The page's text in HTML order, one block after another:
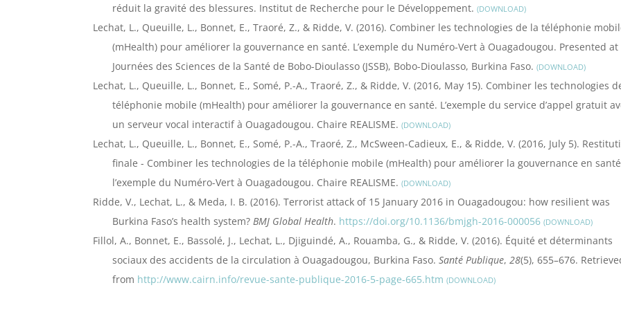
réduit la gravité des blessures. Institut de Recherche pour le Développement. DOWNLOAD
Lechat, L., Queuille, L., Bonnet, E., Traoré, Z., & Ridde, V. (2016). Combiner les technologies de la téléphonie
(mHealth) pour améliorer la gouvernance en santé. Lʼexemple du Numéro-Vert à Ouagadougou. Presented at
Journées des Sciences de la Santé de Bobo-Dioulasso (JSSB), Bobo-Dioulasso, Burkina Faso. DOWNLOAD
Lechat, L., Queuille, L., Bonnet, E., Somé, P.-A., Traoré, Z., & Ridde, V. (2016, May 15). Combiner les technologies
téléphonie mobile (mHealth) pour améliorer la gouvernance en santé. L’exemple du service d’appel gratuit
un serveur vocal interactif à Ouagadougou. Chaire REALISME. DOWNLOAD
Lechat, L., Queuille, L., Bonnet, E., Somé, P.-A., Traoré, Z., McSween-Cadieux, E., & Ridde, V. (2016, July 5).
finale - Combiner les technologies de la téléphonie mobile (mHealth) pour améliorer la gouvernance en
l’exemple du Numéro-Vert à Ouagadougou. Chaire REALISME. DOWNLOAD
Ridde, V., Lechat, L., & Meda, I. B. (2016). Terrorist attack of 15 January 2016 in Ouagadougou: how resilient was
Burkina Faso’s health system?BMJ Global Health. https://doi.org/10.1136/bmjgh-2016-000056 DOWNLOAD
Fillol, A., Bonnet, E., Bassolé, J., Lechat, L., Djiguindé, A., Rouamba, G., & Ridde, V. (2016). Équité et déterminants
sociaux des accidents de la circulation à Ouagadougou, Burkina Faso.Santé Publique,28(5), 655–676.
from http://www.cairn.info/revue-sante-publique-2016-5-page-665.htm DOWNLOAD